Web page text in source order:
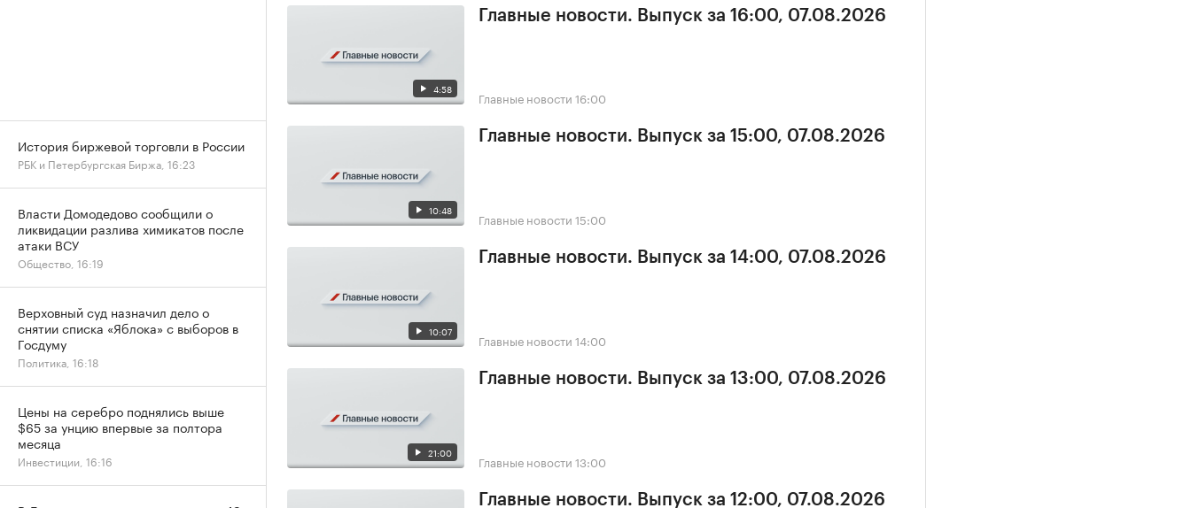
4:58
Главные новости. Выпуск за 16:00, 07.08.2026
Главные новости 16:00
10:48
Главные новости. Выпуск за 15:00, 07.08.2026
Главные новости 15:00
10:07
Главные новости. Выпуск за 14:00, 07.08.2026
Главные новости 14:00
21:00
Главные новости. Выпуск за 13:00, 07.08.2026
Главные новости 13:00
Главные новости. Выпуск за 12:00, 07.08.2026
История биржевой торговли в России
РБК и Петербургская Биржа, 16:23
Власти Домодедово сообщили о
ликвидации разлива химикатов после
атаки ВСУ
Общество, 16:19
Верховный суд назначил дело о
снятии списка «Яблока» с выборов в
Госдуму
Политика, 16:18
Цены на серебро поднялись выше
$65 за унцию впервые за полтора
месяца
Инвестиции, 16:16